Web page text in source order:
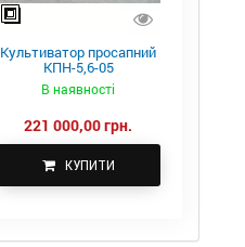
Культиватор просапний
КПН-5,6-05
В наявності
221 000,00 грн.
КУПИТИ